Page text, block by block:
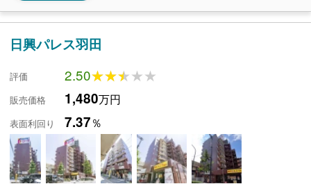
日興パレス羽田
評価 2.50★★★★★
★★★★★
販売価格 1,480万円
表面利回り 7.37％